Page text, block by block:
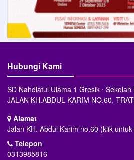
Hubungi Kami
SD Nahdlatul Ulama 1 Gresik ⋅
JALAN KH.ABDUL KARIM NO.60,
Alamat
Jalan KH. Abdul Karim no.60 (klik
Telepon
0313985816